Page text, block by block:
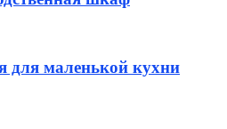
для маленькой кухни